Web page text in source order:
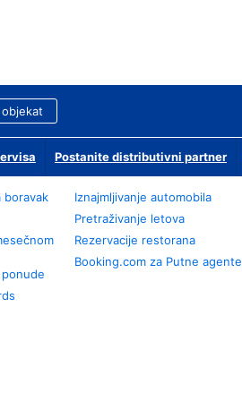
Postanite distributivni partner
boravak
Iznajmljivanje automobila
Pretraživanje letova
Rezervacije restorana
Booking.com za Putne agente